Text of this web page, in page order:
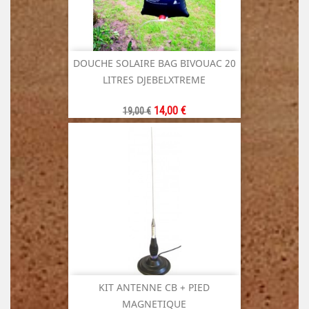
DOUCHE SOLAIRE BAG BIVOUAC 20
LITRES DJEBELXTREME
Prix
de
19,00 € Prix
14,00 €
KIT ANTENNE CB + PIED
MAGNETIQUE